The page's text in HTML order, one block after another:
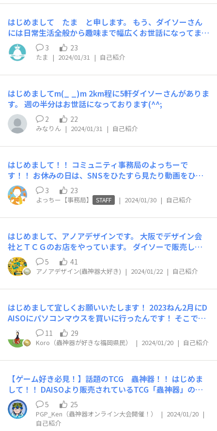
週のお題は ｢PBC40プチブロックで何して遊ぶ？｣です。
す。 録音もしてあるので、 リアルタイムで無くても聞く
ことができます。 よろしければいらしてください。 2月3
日（節分じゃん）20:00～
はじめまして たま と申します。 もう、ダイソーさん
には日常生活全般から趣味まで幅広くお世話になってま
す。 週1以上は行ってる・・・(;^_^A こちらでより色ん
な活用法等知ることができたらうれしいです。 よろしく
お願いします。
3 23
たま | 2024/01/31 | 自己紹介
はじめましてm(_ _)m 2km程に5軒ダイソーさんがありま
す。 週の半分はお世話になっております(^^;
2 22
みなりん | 2024/01/31 | 自己紹介
はじめまして！！ コミュニティ事務局のよっちーで
す！！ お休みの日は、SNSをひたすら見たり動画をひた
すら見たり、ネイルチェンジをしたり、ゆっくり過ごすこ
とが好きです☁ たまに思い付きで出かけたりします笑 よ
く購入する商品は、ネイル系やキッチン消耗系です♪ 皆
さんの素敵なアイデアに圧倒されています！ みなさまど
3 23
よっちー【事務局】 STAFF | 2024/01/30 | 自己紹介
はじめまして、アノアデザインです。 大阪でデザイン会
社とＴＣＧのお店をやっています。 ダイソーで販売して
いる、イジンデンの漫画や、蟲神器のカードアートを担当
しています。 他にも、漫画のお仕事などもしています
が、まぁそれは置いといて、ダイソーは蟲神器だけでな
く、普段からたくさん使わせてもらってます。 うちのワ
共有できたらいいなって思います。 よろしくです。
5 41
アノアデザイン(蟲神器大好き) | 2024/01/22 | 自己紹介
はじめまして宜しくお願いいたします！ 2023ねん2月にD
AISOにパソコンマウスを買いに行ったんです！ そこで出
会ったカードゲームの「蟲神器」にドハマリしてるKoro
といいます。 一緒にいた先輩にこれ売れてて手に入らな
いらしいよって言われて「虫嫌い」なんですが。 「売れ
てる」というワードにコロッといって買ってしまったのが
し、ゲームが単純でとにかく面白くて。 地域の人達を集
めた蟲神器専門のイベントも何回かやってみるくらいにハ
マっております。 蟲神器ばかり買ってるので主に蟲神器
について投稿することになると思いますが、DAISOの電化
製品も大好きです！ イヤホンや充電器等、この値段でど
11 29
Koro（蟲神器が好きな福岡県民） | 2024/01/20 | 自己紹介
【ゲーム好き必見！】話題のTCG 蟲神器！！ はじめま
して！！ DAISOより販売されているTCG「蟲神器」の公
認サポーターをさせて頂いております！ PGP_Kenと申し
ます！！ 普段は他のSNS上で「蟲神器」の普及活動をさ
せて頂いておりますが、 このような素晴らしいコミュニ
5 25
PGP_Ken（蟲神器オンライン大会開催！） | 2024/01/20 |
自己紹介